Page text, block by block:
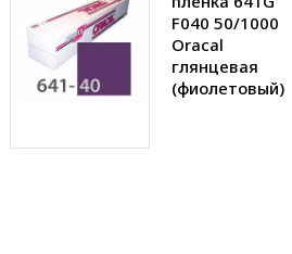
F040 50/1000
Oracal
глянцевая
(фиолетовый)